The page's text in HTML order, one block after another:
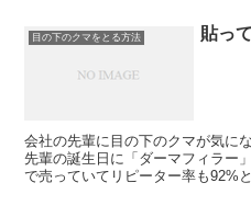
目の下のクマをとる方法 貼っ
会社の先輩に目の下のクマが気に
先輩の誕生日に「ダーマフィラー
で売っていてリピーター率も92%